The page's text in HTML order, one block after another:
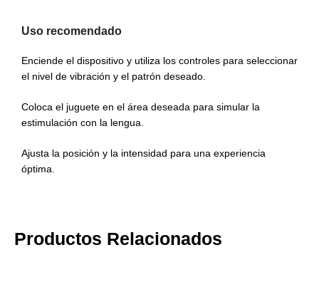
Uso recomendado
Enciende el dispositivo y utiliza los controles para seleccionar
el nivel de vibración y el patrón deseado.
Coloca el juguete en el área deseada para simular la
estimulación con la lengua.
Ajusta la posición y la intensidad para una experiencia
óptima.
Productos Relacionados